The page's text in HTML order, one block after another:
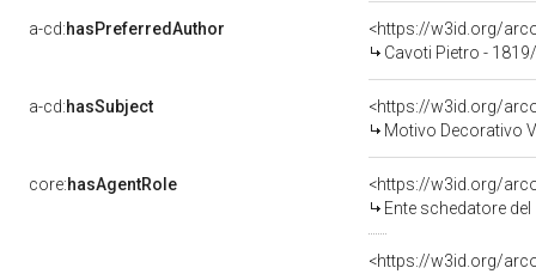
a-cd:hasPreferredAuthor
<https://w3id.org/
Cavoti Pietro -
a-cd:hasSubject
<https://w3id.org/
Motivo Decorativo
core:hasAgentRole
<https://w3id.org/
Ente schedatore del
<https://w3id.org/